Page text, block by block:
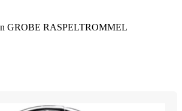
GROBE RASPELTROMMEL